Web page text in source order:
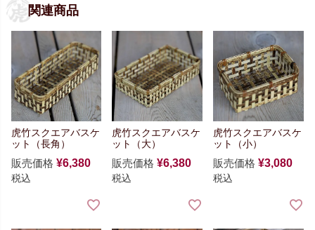
関連商品
虎竹スクエアバスケ
ット（長角）
販売価格 ¥6,380
税込
虎竹スクエアバスケ
ット（大）
販売価格 ¥6,380
税込
虎竹スクエアバスケ
ット（小）
販売価格 ¥3,080
税込